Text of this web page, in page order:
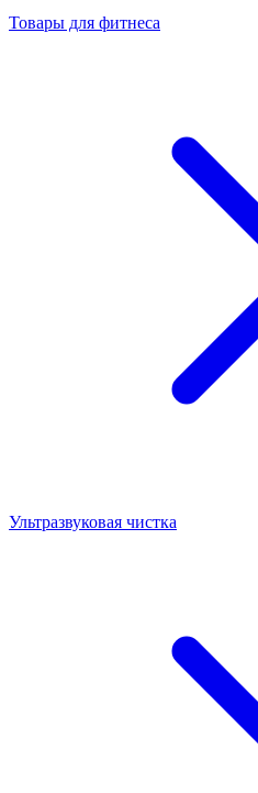
Товары для фитнеса
Ультразвуковая чистка